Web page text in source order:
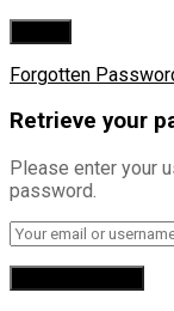
Forgotten
Retrieve your
Please enter your
password.